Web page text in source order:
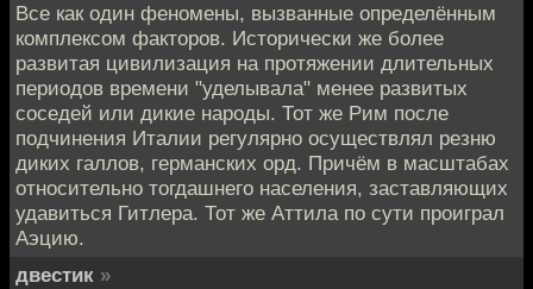
Все как один феномены, вызванные определённым
комплексом факторов. Исторически же более
развитая цивилизация на протяжении длительных
периодов времени "уделывала" менее развитых
соседей или дикие народы. Тот же Рим после
подчинения Италии регулярно осуществлял резню
диких галлов, германских орд. Причём в масштабах
относительно тогдашнего населения, заставляющих
удавиться Гитлера. Тот же Аттила по сути проиграл
Аэцию.
двестик »